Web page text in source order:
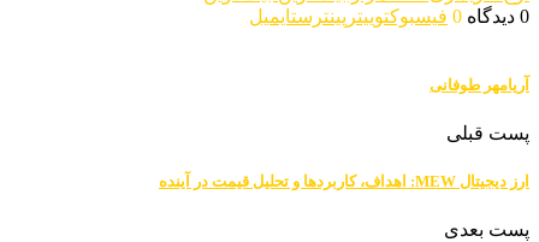
0 دیدگاه
0 فیسبوکتوییتر پینترستایمیل
آریامهر طوفانی
پست قبلی
ارز دیجیتال MEW: اهداف، کاربردها و تحلیل قیمت در آینده
پست بعدی